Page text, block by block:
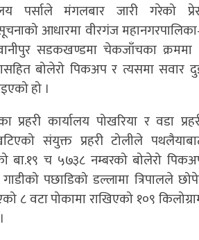
पर्साले मंगलबार जारी गरेको
आधारमा वीरगंज
सडकखण्डमा चेकजाँचका क्रममा
बोलेरो पिकअप र त्यसमा सवार
हो ।
प्रहरी कार्यालय पोखरिया र वडा
संयुक्त प्रहरी टोलीले
बा.१९ च ५७३८ नम्बरको बोलेरो
पछाडिको डल्लामा त्रिपालले
८ वटा पोकामा राखिएको १०९